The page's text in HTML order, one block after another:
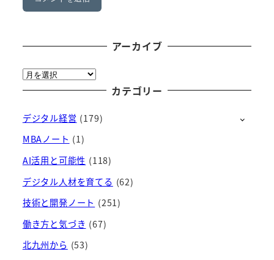
アーカイブ
ア
ー
イ
ブ
カテゴリー
デジタル経営 (179)
MBAノート (1)
AI活用と可能性 (118)
デジタル人材を育てる (62)
技術と開発ノート (251)
働き方と気づき (67)
北九州から (53)